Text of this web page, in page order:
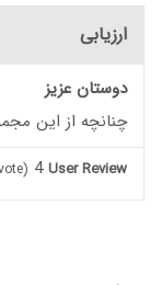
ارزیابی
دوستان عزیز
چنانچه از این
User Review
4